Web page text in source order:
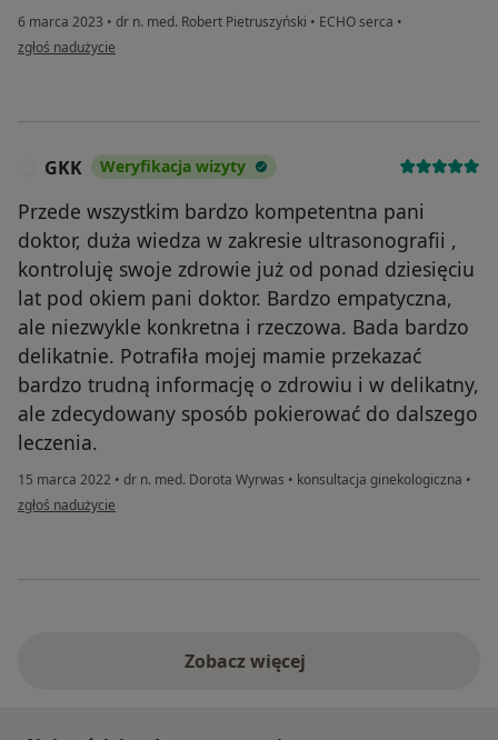
6 marca 2023 • dr n. med. Robert Pietruszyński • ECHO serca •
w opinii użytkownika Pacjent
zgłoś nadużycie
GKK Weryfikacja wizyty
Przede wszystkim bardzo kompetentna pani
doktor, duża wiedza w zakresie ultrasonografii ,
kontroluję swoje zdrowie już od ponad dziesięciu
lat pod okiem pani doktor. Bardzo empatyczna,
ale niezwykle konkretna i rzeczowa. Bada bardzo
delikatnie. Potrafiła mojej mamie przekazać
bardzo trudną informację o zdrowiu i w delikatny,
ale zdecydowany sposób pokierować do dalszego
leczenia.
15 marca 2022 • dr n. med. Dorota Wyrwas • konsultacja ginekologiczna •
w opinii użytkownika GKK
zgłoś nadużycie
Zobacz więcej